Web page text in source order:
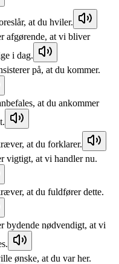
at du hviler.
afgørende, at vi bliver
i dag.
på, at du kommer.
at du ankommer
at du forklarer.
vigtigt, at vi handler nu.
at du fuldfører dette.
bydende nødvendigt, at vi
ønske, at du var her.